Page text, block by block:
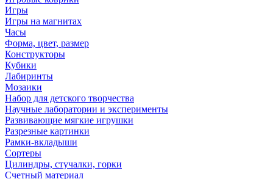
Игры
Игры на магнитах
Часы
Форма, цвет, размер
Конструкторы
Кубики
Лабиринты
Мозаики
Набор для детского творчества
Научные лаборатории и эксперименты
Развивающие мягкие игрушки
Разрезные картинки
Рамки-вкладыши
Сортеры
Цилиндры, стучалки, горки
Счетный материал